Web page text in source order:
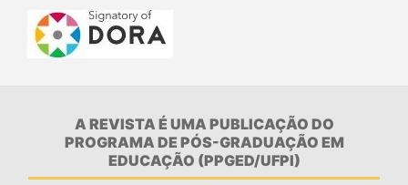
A REVISTA É UMA PUBLICAÇÃO DO
PROGRAMA DE PÓS-GRADUAÇÃO EM
EDUCAÇÃO (PPGED/UFPI)